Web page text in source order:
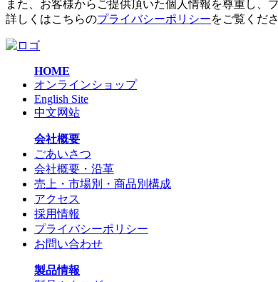
また、お客様からご提供頂いた個人情報を尊重し、
詳しくはこちらのプライバシーポリシーをご覧くださ
HOME
オンラインショップ
English Site
中文网站
会社概要
ごあいさつ
会社概要・沿革
売上・市場別・商品別構成
アクセス
採用情報
プライバシーポリシー
お問い合わせ
製品情報